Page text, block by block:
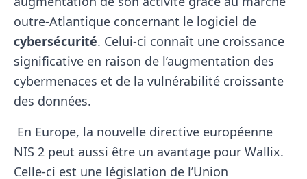
outre-Atlantique concernant le logiciel de
cybersécurité. Celui-ci connaît une croissance
significative en raison de l’augmentation des
cybermenaces et de la vulnérabilité croissante
des données.
En Europe, la nouvelle directive européenne
NIS 2 peut aussi être un avantage pour Wallix.
Celle-ci est une législation de l’Union